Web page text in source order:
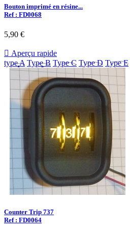
Bouton imprimé en résine...
Ref : FD0068
5,90 €
 Aperçu rapide
type A Type B Type C Type D Type E
Counter Trip 737
Ref : FD0064